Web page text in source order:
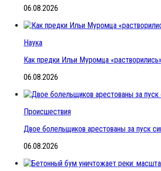
06.08.2026
Наука
Как предки Ильи Муромца
06.08.2026
Происшествия
Двое болельщиков арестованы за пуск
06.08.2026